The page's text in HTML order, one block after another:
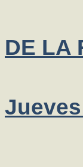
DE LA